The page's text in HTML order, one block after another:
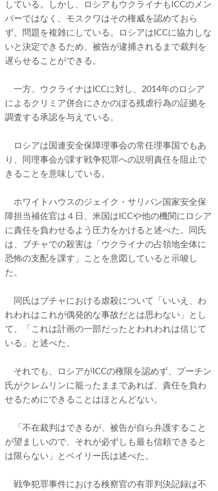
している。しかし、ロシアもウクライナもICCのメン
バーではなく、モスクワはその権威を認めておら
ず、問題を複雑にしている。ロシアはICCに協力しな
いと決定できるため、被告が逮捕されるまで裁判を
遅らせることができる。
一方、ウクライナはICCに対し、2014年のロシア
によるクリミア併合にさかのぼる残虐行為の証拠を
調査する承認を与えている。
ロシアは国連安全保障理事会の常任理事国でもあ
り、同理事会が課す戦争犯罪への説明責任を阻止で
きることを意味している。
ホワイトハウスのジェイク・サリバン国家安全保
障担当補佐官は４日、米国はICCや他の機関にロシア
に責任を負わせるよう圧力をかけると述べた。同氏
は、ブチャでの殺害は「ウクライナの占領地全体に
恐怖の支配を課す」ことを意図していると示唆し
た。
同氏はブチャにおける虐殺について「いいえ、わ
れわれはこれが偶発的な事故だとは思わない」とし
て、「これは計画の一部だったとわれわれは信じて
いる」と述べた。
それでも、ロシアがICCの権限を認めず、プーチン
氏がクレムリンに籠ったままであれば、責任を負わ
せるためにできることはほとんどない。
「不在裁判はできるが、被告が自ら弁護すること
が望ましいので、それが必ずしも最も信頼できると
は限らない」とベイリー氏は述べた。
戦争犯罪事件における検察官の有罪判決記録は不